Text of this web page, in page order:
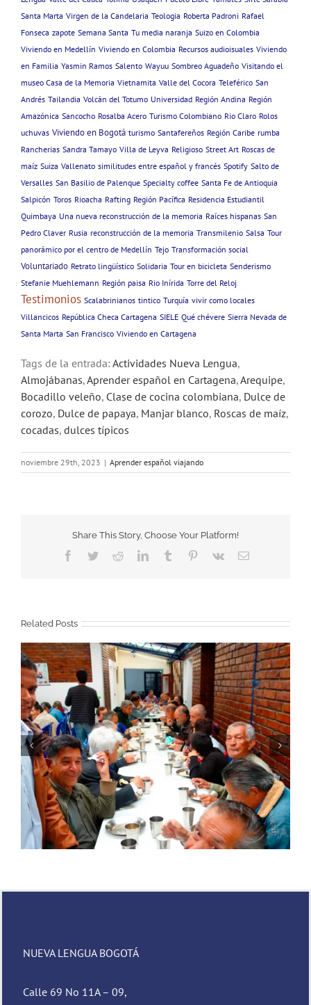
Santa Marta Virgen de la Candelaria Teologia Roberta Padroni Rafael
Fonseca zapote Semana Santa Tu media naranja Suizo en Colombia
Viviendo en Medellín Viviendo en Colombia Recursos audioisuales Viviendo
en Familia Yasmin Ramos Salento Wayuu Sombreo Aguadeño Visitando el
museo Casa de la Memoria Vietnamita Valle del Cocora Teleférico San
Andrés Tailandia Volcán del Totumo Universidad Región Andina Región
Amazónica Sancocho Rosalba Acero Turismo Colombiano Rio Claro Rolos
uchuvas Viviendo en Bogotá turismo Santafereños Región Caribe rumba
Rancherias Sandra Tamayo Villa de Leyva Religioso Street Art Roscas de
maíz Suiza Vallenato similitudes entre español y francés Spotify Salto de
Versalles San Basilio de Palenque Specialty coffee Santa Fe de Antioquia
Salpicón Toros Rioacha Rafting Región Pacífica Residencia Estudiantil
Quimbaya Una nueva reconstrucción de la memoria Raíces hispanas San
Pedro Claver Rusia reconstrucción de la memoria Transmilenio Salsa Tour
panorámico por el centro de Medellín Tejo Transformación social
Voluntariado Retrato lingüístico Solidaria Tour en bicicleta Senderismo
Stefanie Muehlemann Región paisa Rio Inírida Torre del Reloj
Testimonios Scalabrinianos tintico Turquía vivir como locales
Villancicos República Checa Cartagena SIELE Qué chévere Sierra Nevada de
Santa Marta San Francisco Viviendo en Cartagena
Tags de la entrada: Actividades Nueva Lengua,
Almojábanas,Aprender español en Cartagena,Arequipe,
Bocadillo veleño, Clase de cocina colombiana, Dulce de
corozo, Dulce de papaya, Manjar blanco, Roscas de maíz,
cocadas, dulces típicos
noviembre 29th, 2023 | Aprender español viajando
Share This Story, Choose Your Platform!
Facebook
TwitterRedditLinkedInTumblr Pinterest
Vk Email
Related Posts
Novena de Navidad
NUEVA LENGUA BOGOTÁ
Calle 69 No 11A – 09,